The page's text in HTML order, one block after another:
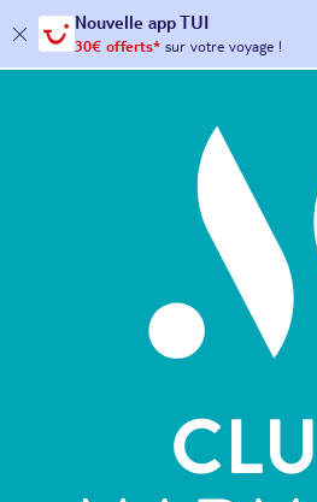
Nouvelle app TUI
30€ offerts*sur votre
avec le code :HAPPYAPP
Hôtels & Clubs